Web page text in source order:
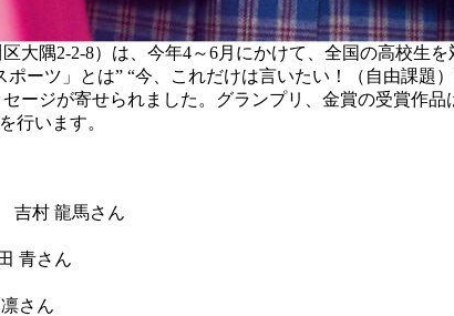
大隅2-2-8）は、今年4～6月にかけて、全国の高校生
ーツ」とは” “今、これだけは言いたい！（自由課題
ージが寄せられました。グランプリ、金賞の受賞作
行います。
吉村 龍馬さん
青さん
さん